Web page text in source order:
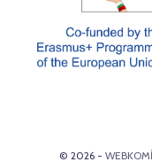
© 2026 -